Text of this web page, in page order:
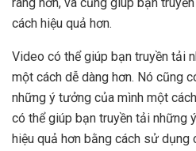
cách hiệu quả hơn.
Video có thể giúp bạn truyền tải
một cách dễ dàng hơn. Nó cũng
những ý tưởng của mình một
có thể giúp bạn truyền tải những
hiệu quả hơn bằng cách sử dụng